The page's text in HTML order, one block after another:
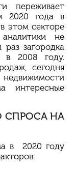
переживает
2020 года в
этом секторе
не
загородка
в 2008 году.
сегодня
интересные
СПРОСА НА
в 2020 году